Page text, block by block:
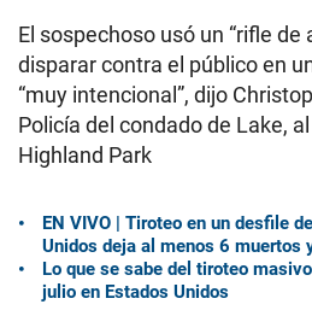
El sospechoso usó un “rifle de
disparar contra el público en
“muy intencional”, dijo
Policía del condado de Lake,
Highland Park
EN VIVO | Tiroteo en un desfile
Unidos deja al menos 6 muertos
Lo que se sabe del tiroteo
julio en Estados Unidos